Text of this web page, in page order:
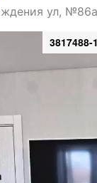
ул, №86а
3817488-1